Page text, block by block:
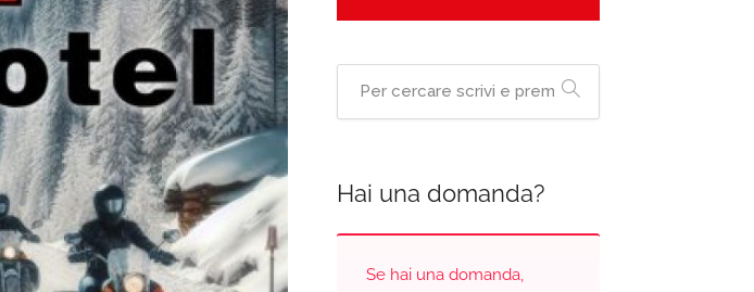
Hai una domanda?
Se hai una domanda,